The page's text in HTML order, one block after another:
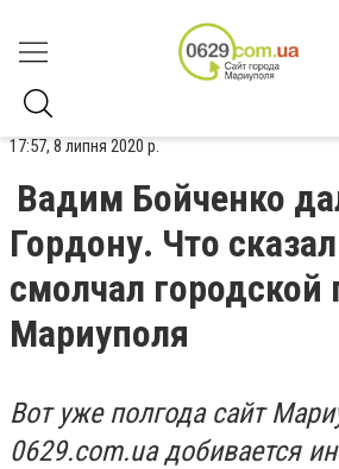
17:57, 8 липня 2020 р.
Вадим Бойченко
Гордону. Что
смолчал городской
Мариуполя
Вот уже полгода сайт
0629.com.ua добивается